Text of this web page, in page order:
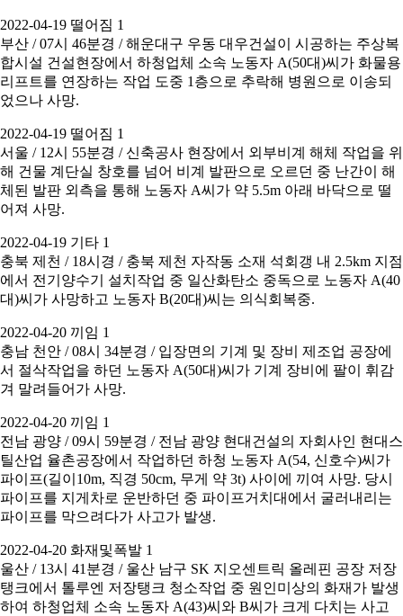
2022-04-19 떨어짐 1
부산 / 07시 46분경 / 해운대구 우동 대우건설이 시공하는 주상복
합시설 건설현장에서 하청업체 소속 노동자 A(50대)씨가 화물용
리프트를 연장하는 작업 도중 1층으로 추락해 병원으로 이송되
었으나 사망.
2022-04-19 떨어짐 1
서울 / 12시 55분경 / 신축공사 현장에서 외부비계 해체 작업을 위
해 건물 계단실 창호를 넘어 비계 발판으로 오르던 중 난간이 해
체된 발판 외측을 통해 노동자 A씨가 약 5.5m 아래 바닥으로 떨
어져 사망.
2022-04-19 기타 1
충북 제천 / 18시경 / 충북 제천 자작동 소재 석회갱 내 2.5km 지점
에서 전기양수기 설치작업 중 일산화탄소 중독으로 노동자 A(40
대)씨가 사망하고 노동자 B(20대)씨는 의식회복중.
2022-04-20 끼임 1
충남 천안 / 08시 34분경 / 입장면의 기계 및 장비 제조업 공장에
서 절삭작업을 하던 노동자 A(50대)씨가 기계 장비에 팔이 휘감
겨 말려들어가 사망.
2022-04-20 끼임 1
전남 광양 / 09시 59분경 / 전남 광양 현대건설의 자회사인 현대스
틸산업 율촌공장에서 작업하던 하청 노동자 A(54, 신호수)씨가
파이프(길이10m, 직경 50cm, 무게 약 3t) 사이에 끼여 사망. 당시
파이프를 지게차로 운반하던 중 파이프거치대에서 굴러내리는
파이프를 막으려다가 사고가 발생.
2022-04-20 화재및폭발 1
울산 / 13시 41분경 / 울산 남구 SK 지오센트릭 올레핀 공장 저장
탱크에서 톨루엔 저장탱크 청소작업 중 원인미상의 화재가 발생
하여 하청업체 소속 노동자 A(43)씨와 B씨가 크게 다치는 사고